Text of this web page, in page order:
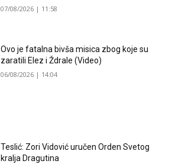
07/08/2026 | 11:58
Ovo je fatalna bivša misica zbog koje su
zaratili Elez i Ždrale (Video)
06/08/2026 | 14:04
Teslić: Zori Vidović uručen Orden Svetog
kralja Dragutina